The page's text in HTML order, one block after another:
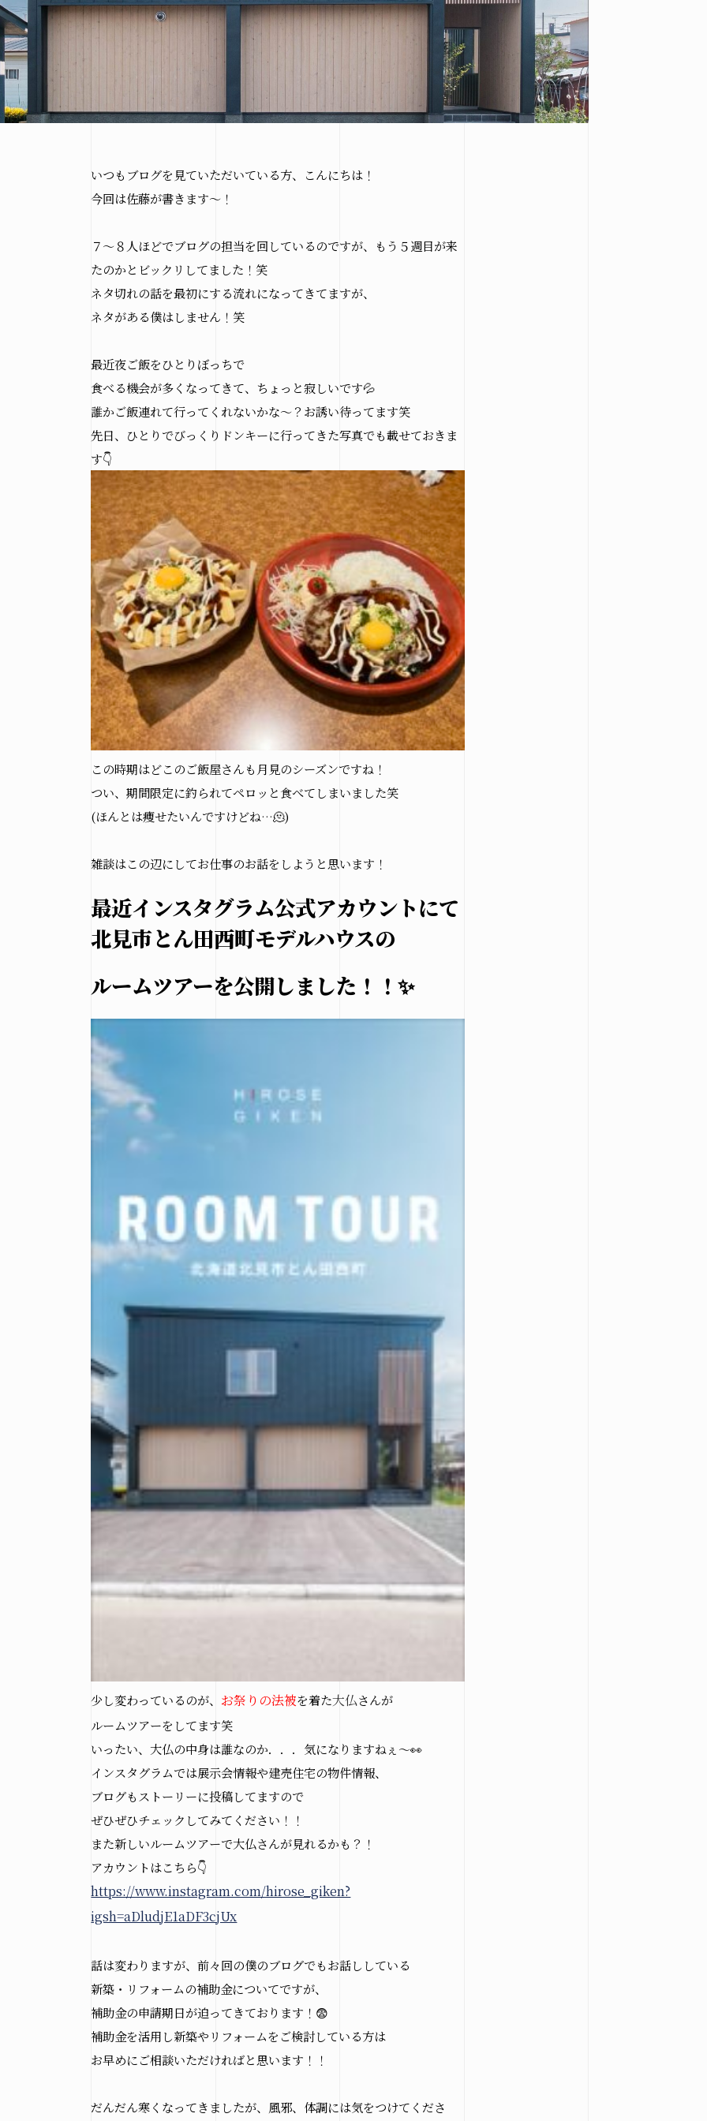
いつもブログを見ていただいている方、こんにちは！
今回は佐藤が書きます～！
７～８人ほどでブログの担当を回しているのですが、もう５週目が来
たのかとビックリしてました！笑
ネタ切れの話を最初にする流れになってきてますが、
ネタがある僕はしません！笑
最近夜ご飯をひとりぼっちで
食べる機会が多くなってきて、ちょっと寂しいです💦
誰かご飯連れて行ってくれないかな～？お誘い待ってます笑
先日、ひとりでびっくりドンキーに行ってきた写真でも載せておきま
す👇
この時期はどこのご飯屋さんも月見のシーズンですね！
つい、期間限定に釣られてペロッと食べてしまいました笑
(ほんとは痩せたいんですけどね…🫠)
雑談はこの辺にしてお仕事のお話をしようと思います！
最近インスタグラム公式アカウントにて
北見市とん田西町モデルハウスの
ルームツアーを公開しました！！✨
少し変わっているのが、 お祭りの法被を着た大仏さんが
ルームツアーをしてます笑
いったい、大仏の中身は誰なのか．．．気になりますねぇ～👀
インスタグラムでは展示会情報や建売住宅の物件情報、
ブログもストーリーに投稿してますので
ぜひぜひチェックしてみてください！！
また新しいルームツアーで大仏さんが見れるかも？！
アカウントはこちら👇
https://www.instagram.com/hirose_giken?
igsh=aDludjE1aDF3cjUx
話は変わりますが、前々回の僕のブログでもお話ししている
新築・リフォームの補助金についてですが、
補助金の申請期日が迫ってきております！😨
補助金を活用し新築やリフォームをご検討している方は
お早めにご相談いただければと思います！！
だんだん寒くなってきましたが、風邪、体調には気をつけてくださ